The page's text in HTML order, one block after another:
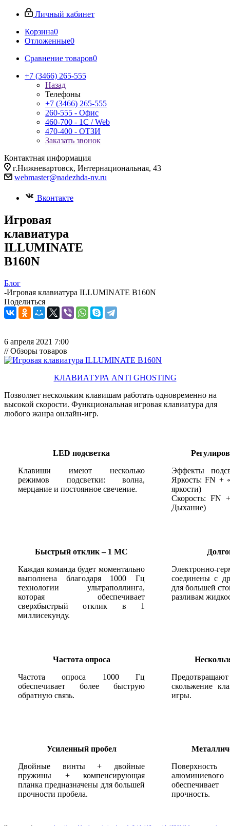
Личный кабинет
Корзина0
Отложенные0
Сравнение товаров0
+7 (3466) 265-555
Назад
Телефоны
+7 (3466) 265-555
260-555 - Офис
460-700 - 1C / Web
470-400 - ОТЗИ
Заказать звонок
Контактная информация
г.Нижневартовск, Интернациональная, 43
webmaster@nadezhda-nv.ru
Вконтакте
Игровая
клавиатура
ILLUMINATE
B160N
Блог
-Игровая клавиатура ILLUMINATE B160N
Поделиться
6 апреля 2021 7:00
// Обзоры товаров
КЛАВИАТУРА ANTI GHOSTING
Позволяет нескольким клавишам работать одновременно на
высокой скорости. Функциональная игровая клавиатура для
любого жанра онлайн-игр.
LED подсветка
Клавиши имеют несколько
режимов подсветки: волна,
мерцание и постоянное свечение.
Эффекты
Яркость: FN +
яркости)
Скорость:
Дыхание)
Быстрый отклик – 1 МС
Каждая команда будет моментально
выполнена благодаря 1000 Гц
технологии ультраполлинга,
которая обеспечивает
сверхбыстрый отклик в 1
миллисекунду.
Электронно-
соединены с
для большей
разливам
Частота опроса
Частота опроса 1000 Гц
обеспечивает более быструю
обратную связь.
скольжение
игры.
Усиленный пробел
Двойные винты + двойные
пружины + компенсирующая
планка предназначены для большей
прочности пробела.
прочность.